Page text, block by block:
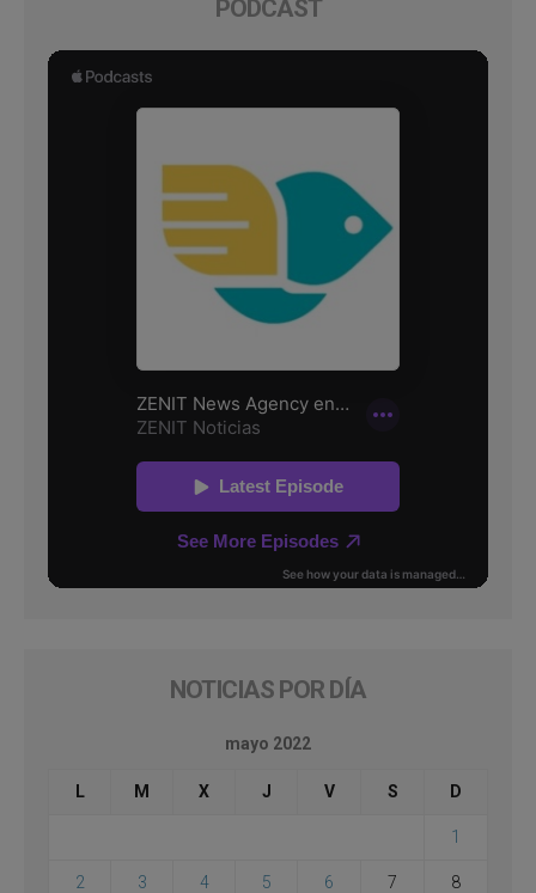
PODCAST
NOTICIAS POR DÍA
mayo 2022
L M X J V S D
1
2 3 4 5 6 7 8